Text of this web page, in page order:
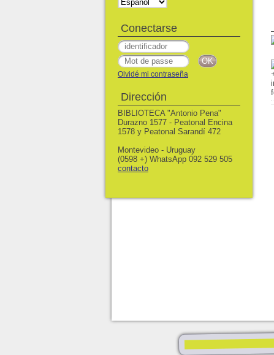
Conectarse
Olvidé mi contraseña
Dirección
BIBLIOTECA "Antonio Pena"
Durazno 1577 - Peatonal Encina
1578 y Peatonal Sarandí 472
Montevideo - Uruguay
(0598 +) WhatsApp 092 529 505
contacto